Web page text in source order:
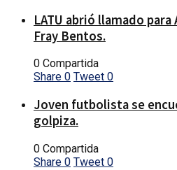
LATU abrió llamado
Fray Bentos.
0 Compartida
Share 0 Tweet 0
Joven futbolista se
golpiza.
0 Compartida
Share 0 Tweet 0